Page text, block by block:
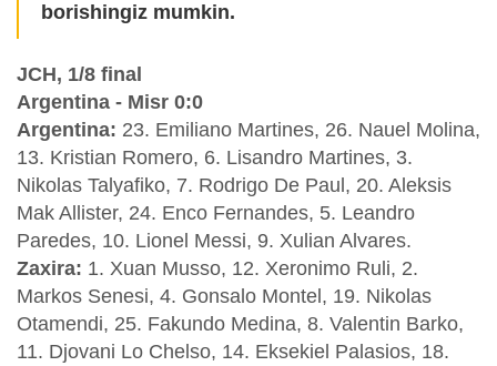
borishingiz mumkin.
JCH, 1/8 final
Argentina - Misr 0:0
Argentina: 23. Emiliano Martines, 26. Nauel Molina,
13. Kristian Romero, 6. Lisandro Martines, 3.
Nikolas Talyafiko, 7. Rodrigo De Paul, 20. Aleksis
Mak Allister, 24. Enco Fernandes, 5. Leandro
Paredes, 10. Lionel Messi, 9. Xulian Alvares.
Zaxira: 1. Xuan Musso, 12. Xeronimo Ruli, 2.
Markos Senesi, 4. Gonsalo Montel, 19. Nikolas
Otamendi, 25. Fakundo Medina, 8. Valentin Barko,
11. Djovani Lo Chelso, 14. Eksekiel Palasios, 18.